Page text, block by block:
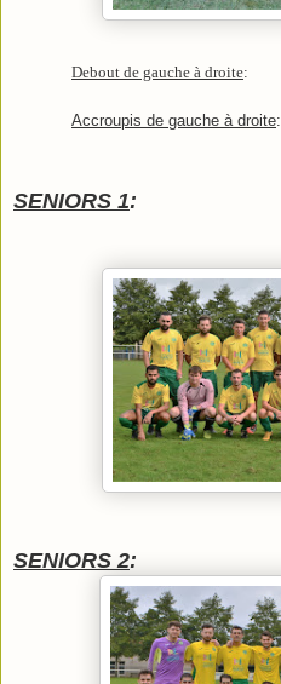
Debout de gauche à droite:
Accroupis de gauche à droite:
SENIORS 1:
SENIORS 2: